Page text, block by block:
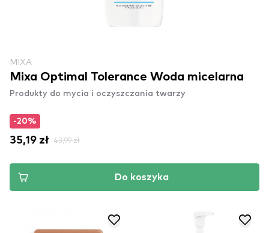
MIXA
Mixa Optimal Tolerance Woda micelarna
Produkty do mycia i oczyszczania twarzy
-20%
35,19 zł 43,99 zł
Do koszyka